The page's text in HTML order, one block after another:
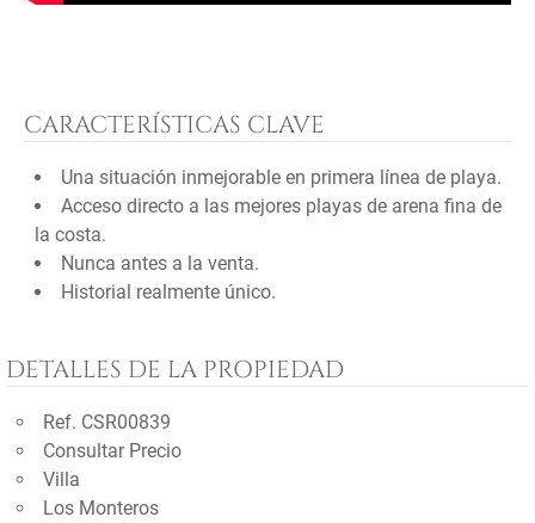
CARACTERÍSTICAS CLAVE
Una situación inmejorable en primera línea de playa.
Acceso directo a las mejores playas de arena fina de
la costa.
Nunca antes a la venta.
Historial realmente único.
DETALLES DE LA PROPIEDAD
Ref. CSR00839
Consultar Precio
Villa
Los Monteros